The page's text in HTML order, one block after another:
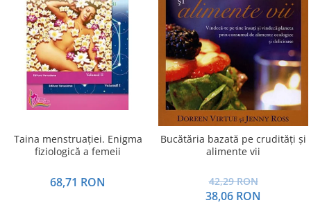
Creștinism
Vindecare
Povestiri
Relații de cuplu
Erotism
Sexualitate
Seria Masaru Emoto
Taina menstruației. Enigma
fiziologică a femeii
68,71 RON
Bucătăria bazată pe crudităţi şi
alimente vii
42,29 RON
38,06 RON